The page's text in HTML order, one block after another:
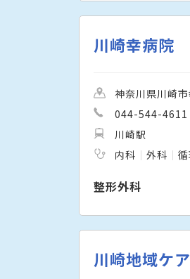
川崎幸病院
神奈川県川崎
044-544-4611
川崎駅
内科
外科
整形外科
川崎地域ケ